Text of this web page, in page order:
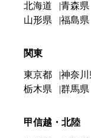
北海道 青森県
山形県
福島県
関東
東京都 神奈川
栃木県
群馬県
甲信越・北陸